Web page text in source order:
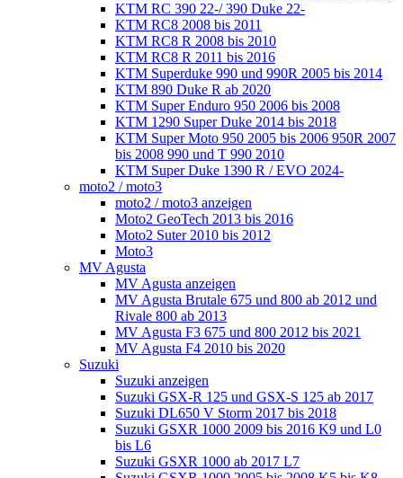
KTM RC 390 22-/ 390 Duke 22-
KTM RC8 2008 bis 2011
KTM RC8 R 2008 bis 2010
KTM RC8 R 2011 bis 2016
KTM Superduke 990 und 990R 2005 bis 2014
KTM 890 Duke R ab 2020
KTM Super Enduro 950 2006 bis 2008
KTM 1290 Super Duke 2014 bis 2018
KTM Super Moto 950 2005 bis 2006 950R 2007
bis 2008 990 und T 990 2010
KTM Super Duke 1390 R / EVO 2024-
moto2 / moto3
moto2 / moto3 anzeigen
Moto2 GeoTech 2013 bis 2016
Moto2 Suter 2010 bis 2012
Moto3
MV Agusta
MV Agusta anzeigen
MV Agusta Brutale 675 und 800 ab 2012 und
Rivale 800 ab 2013
MV Agusta F3 675 und 800 2012 bis 2021
MV Agusta F4 2010 bis 2020
Suzuki
Suzuki anzeigen
Suzuki GSX-R 125 und GSX-S 125 ab 2017
Suzuki DL650 V Storm 2017 bis 2018
Suzuki GSXR 1000 2009 bis 2016 K9 und L0
bis L6
Suzuki GSXR 1000 ab 2017 L7